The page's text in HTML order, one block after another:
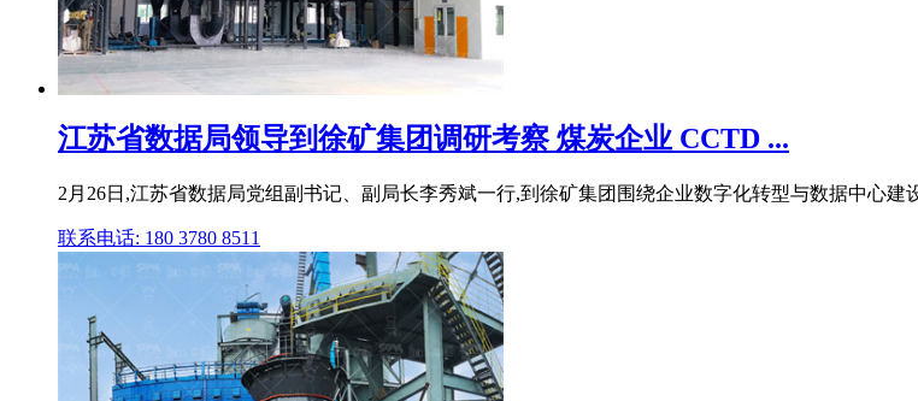
江苏省数据局领导到徐矿集团调研考察 煤炭企业 CCTD ...
2月26日,江苏省数据局党组副书记、副局长李秀斌一行,到徐矿集团围绕企业数字化转型与数据中心
联系电话: 180 3780 8511